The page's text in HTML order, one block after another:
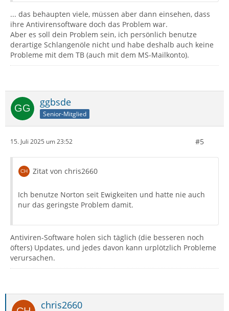
... das behaupten viele, müssen aber dann einsehen, dass
ihre Antivirensoftware doch das Problem war.
Aber es soll dein Problem sein, ich persönlich benutze
derartige Schlangenöle nicht und habe deshalb auch keine
Probleme mit dem TB (auch mit dem MS-Mailkonto).
ggbsde
Senior-Mitglied
15. Juli 2025 um 23:52 #5
Zitat von chris2660
Ich benutze Norton seit Ewigkeiten und hatte nie auch
nur das geringste Problem damit.
Antiviren-Software holen sich täglich (die besseren noch
öfters) Updates, und jedes davon kann urplötzlich Probleme
verursachen.
chris2660